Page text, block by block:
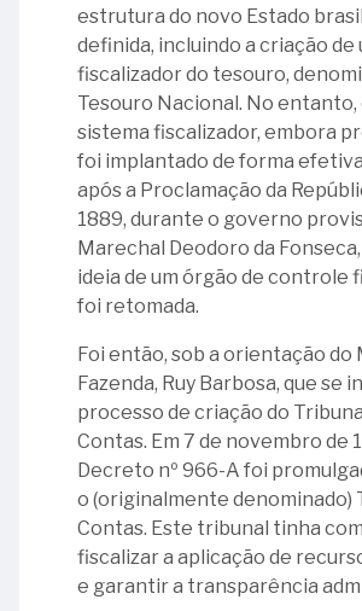
Brasília
17
–
Aniversário
de
instalação
do
Tribunal
de
Contas
União
29
-
Ministro
Homero
Santos
do
Primeiro
Regimento
Interno
(1896)
13
-
Ministro
Arnaldo
Prieto
17
-
Ministro
Miguel
Archanjo
Galvão
24
-
de
falecimento
de
Ruy
Barbosa
11
-
Erário
Régio
-
Ministro
Antônio
Brochado
da
Rocha
25
-
09
-
Dia
Nacional
da
Biblioteca
21
-
Dia
Mundial
Criatividade
e
Inovação
27
-
A
carta
de
Maio
01
-
Dia
da
Literatura
Brasileira
05
Dia
Mundial
da
Língua
Portuguesa
06
-
Ministro
Junho
06
-
Primeira
mulher
nomeada
o
cargo
de
Procuradora
do
Ministério
Público
junto
ao
Julho
05
-
de
lançamento
da
pedra
fundamental
da
atual
sede
do
Agosto
01
-
Dia
do
Selo
08
-
Ministro
Setembro
11
-
Ministro
Alfredo
de
Vilhena
Outubro
03
-
Raul
Novembro
estrutura do novo Estado
definida, incluindo a criação de
fiscalizador do tesouro,
Tesouro Nacional. No entanto,
sistema fiscalizador, embora
foi implantado de forma
após a Proclamação da
1889, durante o governo
Marechal Deodoro da Fonseca,
ideia de um órgão de controle
foi retomada.
Foi então, sob a orientação do
Fazenda, Ruy Barbosa, que se
processo de criação do
Contas. Em 7 de novembro de
Decreto nº 966-A foi
o (originalmente denominado)
Contas. Este tribunal tinha
fiscalizar a aplicação de
e garantir a transparência